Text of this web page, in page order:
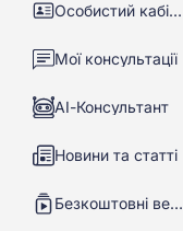
Особистий кабінет
Мої консультації
АІ-Консультант
Новини та статті
Безкоштовні вебінари